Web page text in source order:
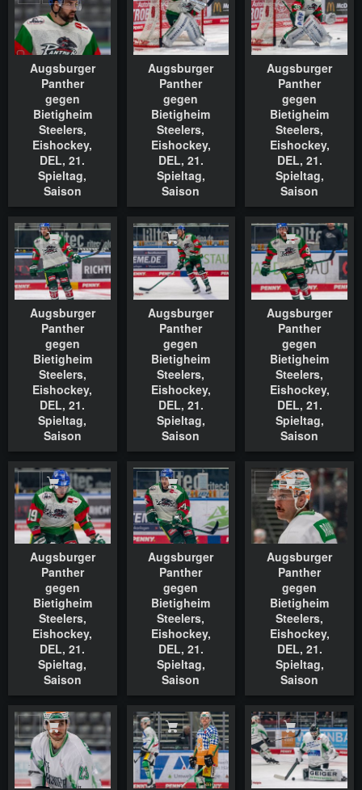
Augsburger
Panther
gegen
Bietigheim
Steelers,
Eishockey,
DEL, 21.
Spieltag,
Saison
2022/2023,
18.11.2022
Augsburger
Panther
gegen
Bietigheim
Steelers,
Eishockey,
DEL, 21.
Spieltag,
Saison
2022/2023,
18.11.2022
Augsburger
Panther
gegen
Bietigheim
Steelers,
Eishockey,
DEL, 21.
Spieltag,
Saison
2022/2023,
18.11.2022
In den Warenkorb
Augsburger
Panther
gegen
Bietigheim
Steelers,
Eishockey,
DEL, 21.
Spieltag,
Saison
2022/2023,
18.11.2022
In den Warenkorb
Augsburger
Panther
gegen
Bietigheim
Steelers,
Eishockey,
DEL, 21.
Spieltag,
Saison
2022/2023,
18.11.2022
In den
Augsburger
Panther
gegen
Bietigheim
Steelers,
Eishockey,
DEL, 21.
Spieltag,
Saison
2022/2023,
18.11.2022
In den Warenkorb
Augsburger
Panther
gegen
Bietigheim
Steelers,
Eishockey,
DEL, 21.
Spieltag,
Saison
2022/2023,
18.11.2022
In den Warenkorb
Augsburger
Panther
gegen
Bietigheim
Steelers,
Eishockey,
DEL, 21.
Spieltag,
Saison
2022/2023,
18.11.2022
In den
Augsburger
Panther
gegen
Bietigheim
Steelers,
Eishockey,
DEL, 21.
Spieltag,
Saison
2022/2023,
18.11.2022
In den Warenkorb In den Warenkorb In den